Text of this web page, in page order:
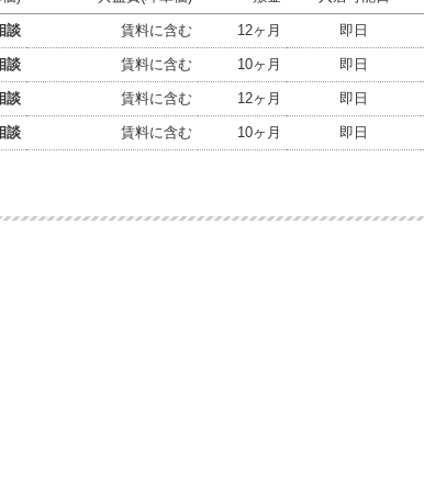
談 賃料に含む 12ヶ月 即日
談 賃料に含む 10ヶ月 即日
談 賃料に含む 12ヶ月 即日
談 賃料に含む 10ヶ月 即日